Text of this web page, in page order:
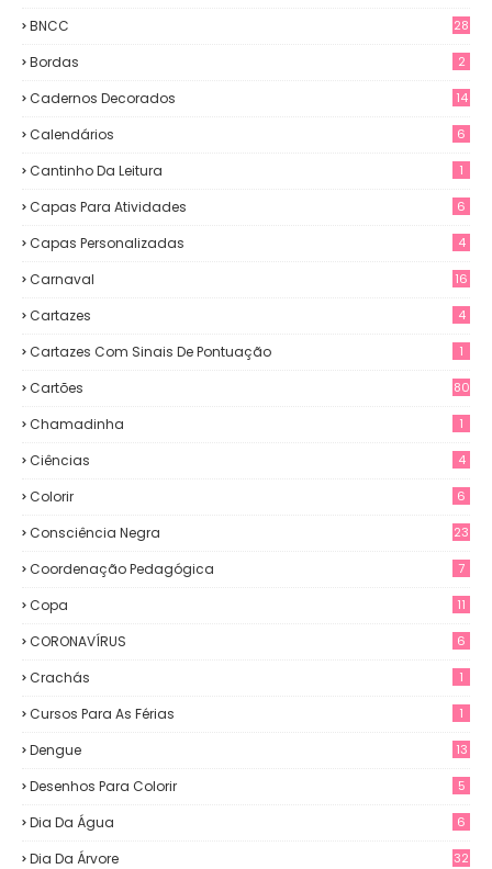
BNCC 28
Bordas 2
Cadernos Decorados 14
Calendários 6
Cantinho Da Leitura 1
Capas Para Atividades 6
Capas Personalizadas 4
Carnaval 16
Cartazes 4
Cartazes Com Sinais De Pontuação 1
Cartões 80
Chamadinha 1
Ciências 4
Colorir 6
Consciência Negra 23
Coordenação Pedagógica 7
Copa 11
CORONAVÍRUS 6
Crachás 1
Cursos Para As Férias 1
Dengue 13
Desenhos Para Colorir 5
Dia Da Água 6
Dia Da Árvore 32